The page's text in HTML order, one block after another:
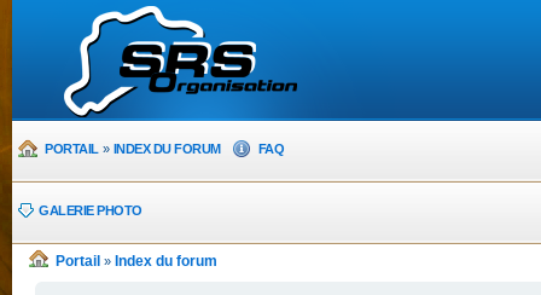
PORTAIL » INDEX DU FORUM FAQ
GALERIE PHOTO
Portail » Index du forum